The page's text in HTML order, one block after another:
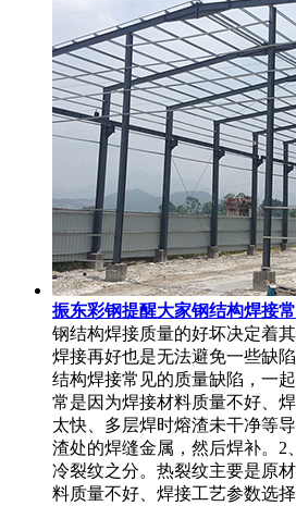
振东彩钢提醒大家钢结构焊接
钢结构焊接质量的好坏决定着
焊接再好也是无法避免一些缺
结构焊接常见的质量缺陷，一
常是因为焊接材料质量不好、
太快、多层焊时熔渣未干净等
渣处的焊缝金属，然后焊补。2
冷裂纹之分。热裂纹主要是原
料质量不好、焊接工艺参数选